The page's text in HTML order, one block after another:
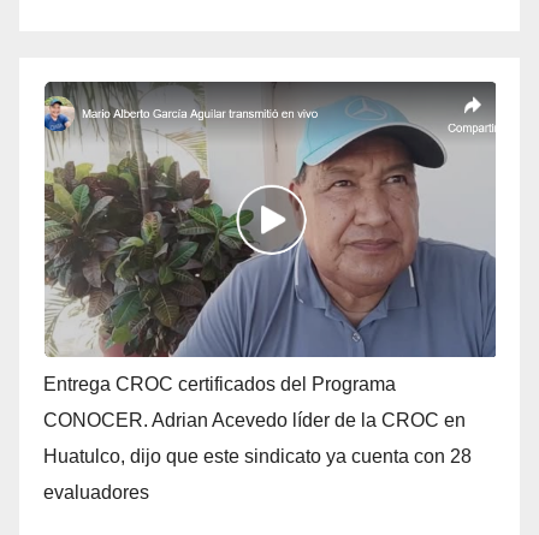
Entrega CROC certificados del Programa
CONOCER. Adrian Acevedo líder de la CROC en
Huatulco, dijo que este sindicato ya cuenta con 28
evaluadores